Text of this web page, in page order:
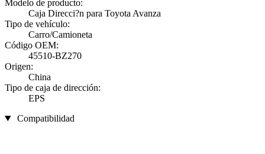
Modelo de producto:
Caja Direcci?n para Toyota Avanza
Tipo de vehículo:
Carro/Camioneta
Código OEM:
45510-BZ270
Origen:
China
Tipo de caja de dirección:
EPS
Compatibilidad